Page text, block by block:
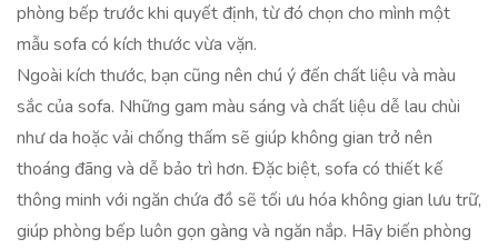
phòng bếp trước khi quyết định, từ đó chọn cho mình một
mẫu sofa có kích thước vừa vặn.
Ngoài kích thước, bạn cũng nên chú ý đến chất liệu và màu
sắc của sofa. Những gam màu sáng và chất liệu dễ lau chùi
như da hoặc vải chống thấm sẽ giúp không gian trở nên
thoáng đãng và dễ bảo trì hơn. Đặc biệt, sofa có thiết kế
thông minh với ngăn chứa đồ sẽ tối ưu hóa không gian lưu trữ,
giúp phòng bếp luôn gọn gàng và ngăn nắp. Hãy biến phòng